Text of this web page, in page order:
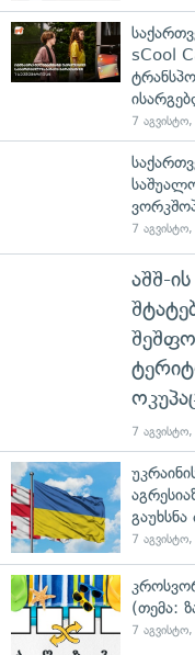
sCool
7
7
აშშ-
7
7
(თემა:
7